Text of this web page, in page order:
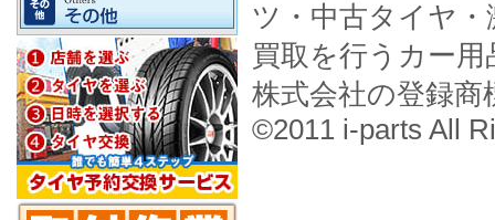
ツ・中古タイヤ
買取を行うカー
株式会社の登録商
©2011 i-parts All